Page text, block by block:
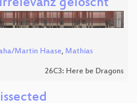
gelöscht
Martin Haase, Mathias
26C3: Here be Dragons